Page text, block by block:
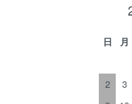
日 月
2
3